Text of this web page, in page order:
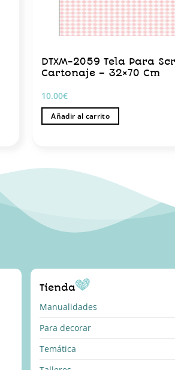
DTXM-2059 Tela Para
Cartonaje – 32×70 Cm
10.00€
Añadir al carrito
Tienda
Manualidades
Para decorar
Temática